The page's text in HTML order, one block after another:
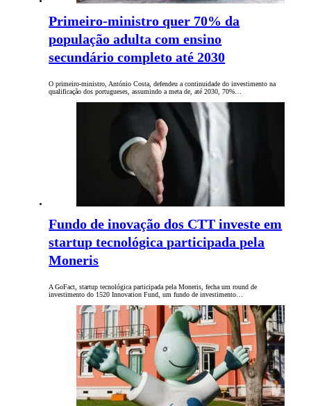
Primeiro-ministro quer 70% da
população adulta com ensino
secundário completo até 2030
O primeiro-ministro, António Costa, defendeu a continuidade do investimento na
qualificação dos portugueses, assumindo a meta de, até 2030, 70%…
Fundo de inovação dos CTT investe em
startup tecnológica participada pela
Moneris
A GoFact, startup tecnológica participada pela Moneris, fecha um round de
investimento do 1520 Innovation Fund, um fundo de investimento…